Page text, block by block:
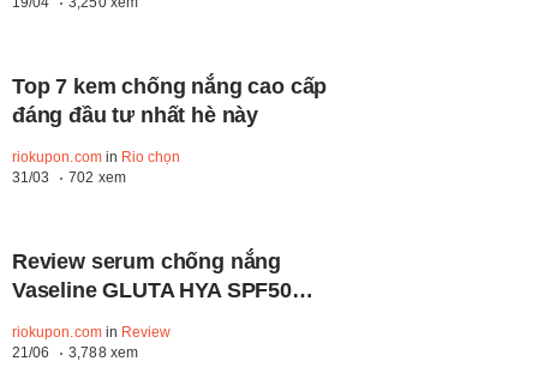
Top 7 kem chống nắng cao cấp
đáng đầu tư nhất hè này
riokupon.comin Rio chọn
31/03
702 xem
Review serum chống nắng
Vaseline GLUTA HYA SPF50
riokupon.comin Review
21/06
3,788 xem